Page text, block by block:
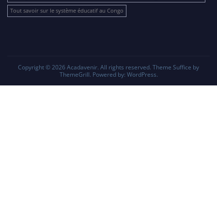
Tout savoir sur le système éducatif au Congo
Copyright © 2026Acadavenir. All rights reserved. Theme Suffice by
ThemeGrill. Powered by: WordPress.